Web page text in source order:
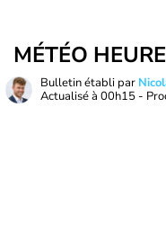
MÉTÉO
Bulletin établi par
Actualisé à 00h15 -